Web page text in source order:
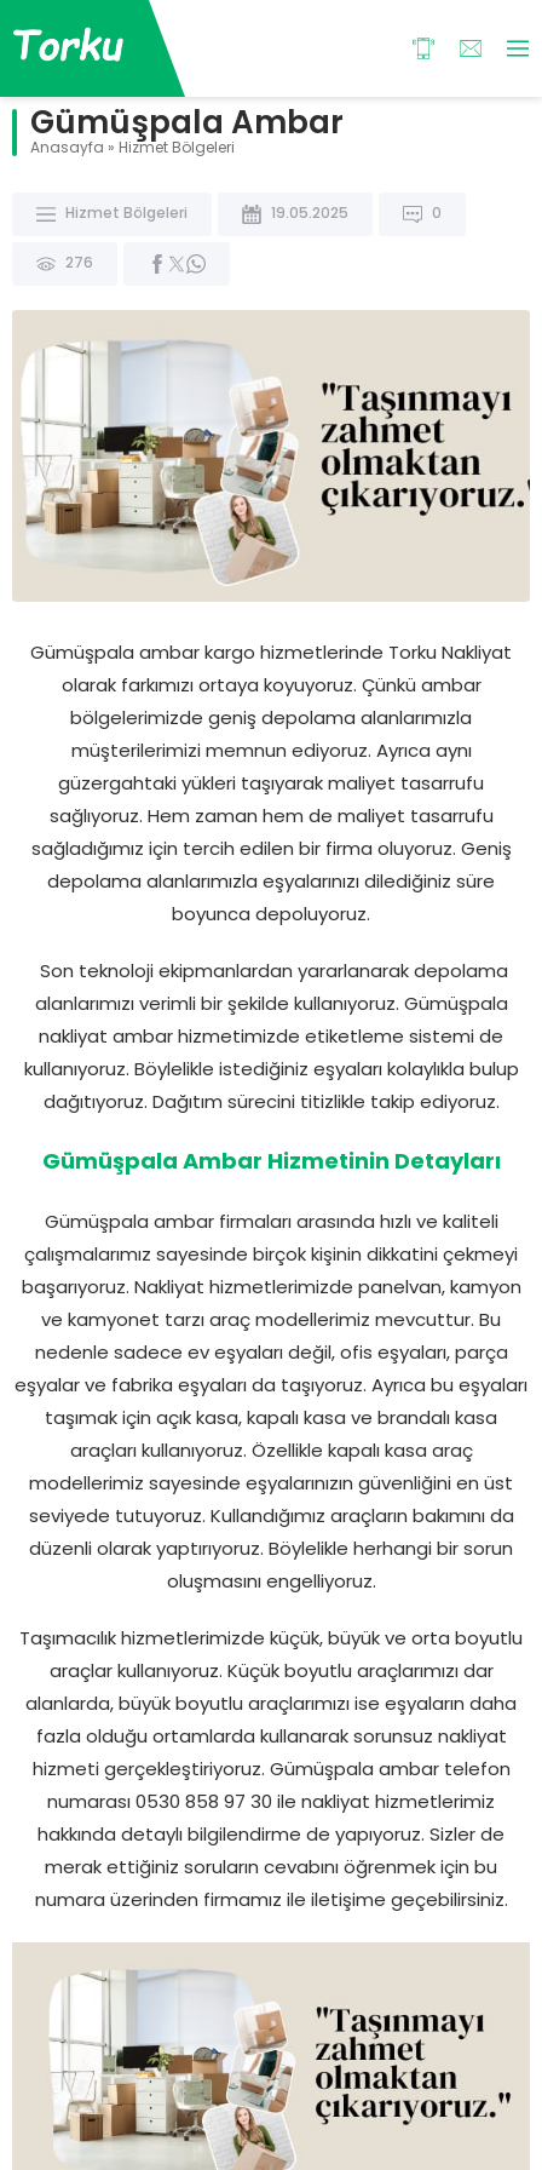
Gümüşpala Ambar
Anasayfa » Hizmet Bölgeleri
Hizmet Bölgeleri 19.05.2025 0
276
Gümüşpala ambar kargo hizmetlerinde Torku Nakliyat
olarak farkımızı ortaya koyuyoruz. Çünkü ambar
bölgelerimizde geniş depolama alanlarımızla
müşterilerimizi memnun ediyoruz. Ayrıca aynı
güzergahtaki yükleri taşıyarak maliyet tasarrufu
sağlıyoruz. Hem zaman hem de maliyet tasarrufu
sağladığımız için tercih edilen bir firma oluyoruz. Geniş
depolama alanlarımızla eşyalarınızı dilediğiniz süre
boyunca depoluyoruz.
Son teknoloji ekipmanlardan yararlanarak depolama
alanlarımızı verimli bir şekilde kullanıyoruz. Gümüşpala
nakliyat ambar hizmetimizde etiketleme sistemi de
kullanıyoruz. Böylelikle istediğiniz eşyaları kolaylıkla bulup
dağıtıyoruz. Dağıtım sürecini titizlikle takip ediyoruz.
Gümüşpala Ambar Hizmetinin Detayları
Gümüşpala ambar firmaları arasında hızlı ve kaliteli
çalışmalarımız sayesinde birçok kişinin dikkatini çekmeyi
başarıyoruz. Nakliyat hizmetlerimizde panelvan, kamyon
ve kamyonet tarzı araç modellerimiz mevcuttur. Bu
nedenle sadece ev eşyaları değil, ofis eşyaları, parça
eşyalar ve fabrika eşyaları da taşıyoruz. Ayrıca bu eşyaları
taşımak için açık kasa, kapalı kasa ve brandalı kasa
araçları kullanıyoruz. Özellikle kapalı kasa araç
modellerimiz sayesinde eşyalarınızın güvenliğini en üst
seviyede tutuyoruz. Kullandığımız araçların bakımını da
düzenli olarak yaptırıyoruz. Böylelikle herhangi bir sorun
oluşmasını engelliyoruz.
Taşımacılık hizmetlerimizde küçük, büyük ve orta boyutlu
araçlar kullanıyoruz. Küçük boyutlu araçlarımızı dar
alanlarda, büyük boyutlu araçlarımızı ise eşyaların daha
fazla olduğu ortamlarda kullanarak sorunsuz nakliyat
hizmeti gerçekleştiriyoruz. Gümüşpala ambar telefon
numarası 0530 858 97 30 ile nakliyat hizmetlerimiz
hakkında detaylı bilgilendirme de yapıyoruz. Sizler de
merak ettiğiniz soruların cevabını öğrenmek için bu
numara üzerinden firmamız ile iletişime geçebilirsiniz.